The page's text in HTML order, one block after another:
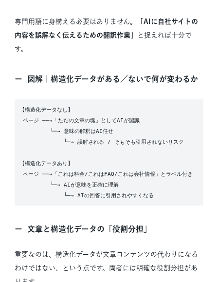
専門用語に身構える必要はありません。「 AIに自社サイトの
内容を誤解なく伝えるための翻訳作業 」と捉えれば十分で
す。
図解｜構造化データがある／ないで何が変わるか
【構造化データなし】
【構造化データあり】
             └─→ AIの回答に引用されやすくなる
文章と構造化データの「役割分担」
重要なのは、構造化データが文章コンテンツの代わりになる
わけではない、という点です。両者には明確な役割分担があ